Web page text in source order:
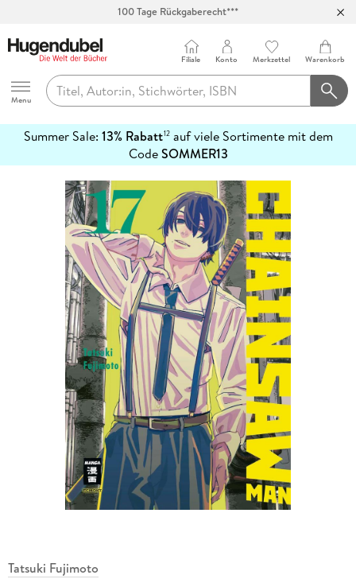
100 Tage Rückgaberecht***
Hugendubel
Menu
Filiale Konto Merkzettel Warenkorb
Summer Sale: 13% Rabatt12auf viele Sortimente mit dem
CodeSOMMER13
erfahren
Tatsuki Fujimoto